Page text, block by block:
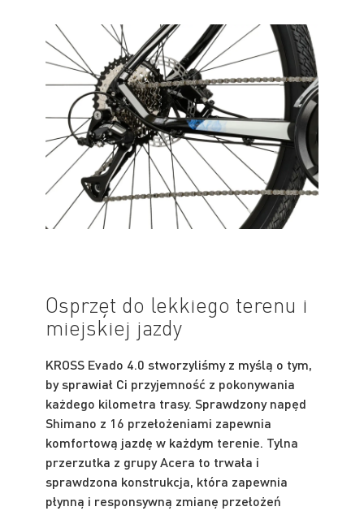
Osprzęt do lekkiego terenu i
miejskiej jazdy
KROSS Evado 4.0 stworzyliśmy z myślą o tym,
by sprawiał Ci przyjemność z pokonywania
każdego kilometra trasy. Sprawdzony napęd
Shimano z 16 przełożeniami zapewnia
komfortową jazdę w każdym terenie. Tylna
przerzutka z grupy Acera to trwała i
sprawdzona konstrukcja, która zapewnia
płynną i responsywną zmianę przełożeń